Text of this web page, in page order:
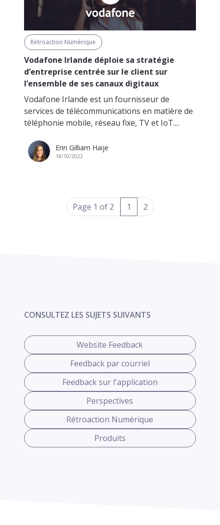
Rétroaction Numérique
Vodafone Irlande déploie sa stratégie
d’entreprise centrée sur le client sur
l’ensemble de ses canaux digitaux
Vodafone Irlande est un fournisseur de
services de télécommunications en matière de
téléphonie mobile, réseau fixe, TV et IoT....
Erin Gilliam Haije
18/10/2022
Page 1 of 2 1 (current)
2
CONSULTEZ LES SUJETS SUIVANTS
Website Feedback
Feedback par courriel
Feedback sur l'application
Perspectives
Rétroaction Numérique
Produits